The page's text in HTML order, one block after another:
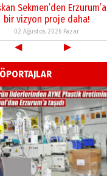
Sekmen’den Erzurum’a
bir vizyon proje daha!
02 Ağustos 2026 Pazar
Kadir SABUNCUOĞLU
köşe taşları
29 Haziran 2026 Pazartesi
Kenan GÜLERCİ
Şahsuvaroğlu ERKON’da
çıtayı yukarı taşırken,
yönetimdekiler aşağı
çekmemeli!
SalıOrhan BOZKURT
◀ ▶